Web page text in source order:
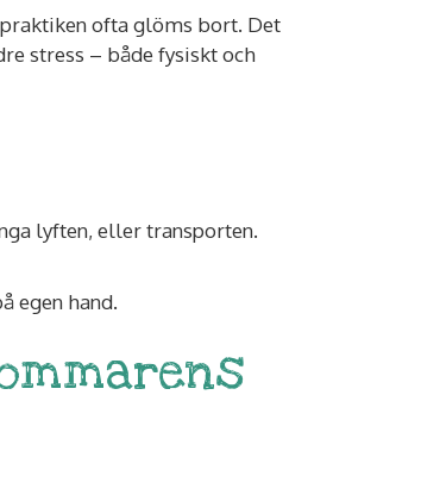
ofta glöms bort. Det
stress – både fysiskt och
lyften, eller transporten.
egen hand.